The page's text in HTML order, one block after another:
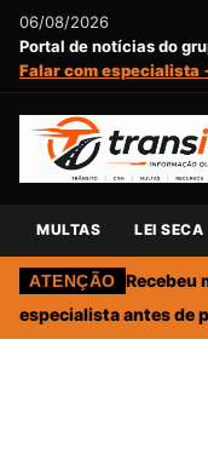
06/08/2026
Portal de notícias do
Falar com especialista
MULTAS LEI SECA
ATENÇÃO Recebeu
especialista antes de